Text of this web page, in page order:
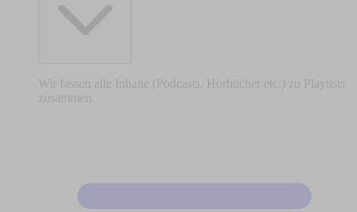
Wir fassen alle Inhalte (Podcasts, Hörbücher etc.) zu Playlists
zusammen.